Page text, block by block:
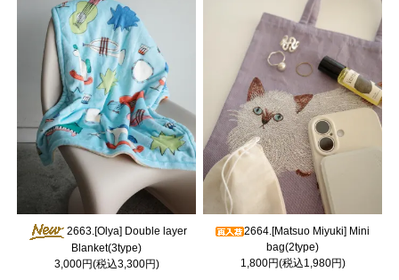
2663.[Olya] Double layer
Blanket(3type)
3,000円(税込3,300円)
2664.[Matsuo Miyuki] Mini
bag(2type)
1,800円(税込1,980円)